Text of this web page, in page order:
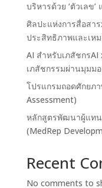
บริหารด้วย ‘ตัวเลข’
ศิลปะแห่งการสื่อสา
ประสิทธิภาพและเห
AI สำหรับเภสัชกร
เภสัชกรรมผ่านมุมมอ
โปรแกรมถอดศักยภ
Assessment)
หลักสูตรพัฒนาผู้แทน
(MedRep
Recent
No comments to